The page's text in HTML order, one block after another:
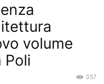
volume
Poli
357